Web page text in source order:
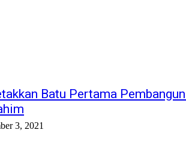
Batu Pertama
3, 2021